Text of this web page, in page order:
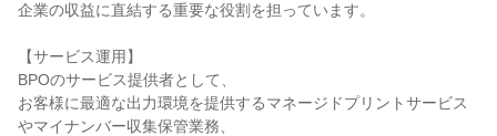
企業の収益に直結する重要な役割を担っています。
【サービス運用】
BPOのサービス提供者として、
お客様に最適な出力環境を提供するマネージドプリントサービス
やマイナンバー収集保管業務、